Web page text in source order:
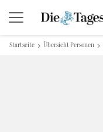
Startseite Übersicht Personen